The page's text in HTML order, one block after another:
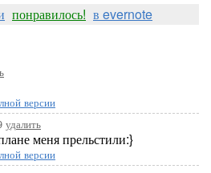
понравилось! в evernote
версии
удалить
меня прельстили:}
версии